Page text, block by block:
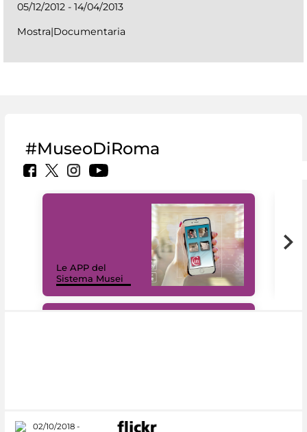
05/12/2012 - 14/04/2013
Mostra|Documentaria
#MuseoDiRoma
Le APP del
Sistema Musei